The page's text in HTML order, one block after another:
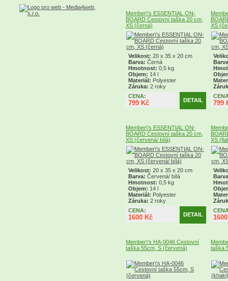
Member\'s ESSENTIAL ON-
BOARD Cestovní taška 20 cm,
XS (černá)
XS
Velikost: 20 x 35 x 20 cm
Barva: Černá
Hmotnost: 0,5 kg
Objem: 14 l
Materiál: Polyester
Záruka: 2 roky
CENA:
799 Kč DETAIL 799
Member\'s ESSENTIAL ON-
BOARD Cestovní taška 20 cm,
XS (červená/ bílá)
XS
Velikost: 20 x 35 x 20 cm
Barva: Červená/ bílá
Hmotnost: 0,5 kg
Objem: 14 l
Materiál: Polyester
Záruka: 2 roky
CENA:
1600 Kč DETAIL
Member\'s HA-0046 Cestovní
taška 55cm, S (červená)
taška